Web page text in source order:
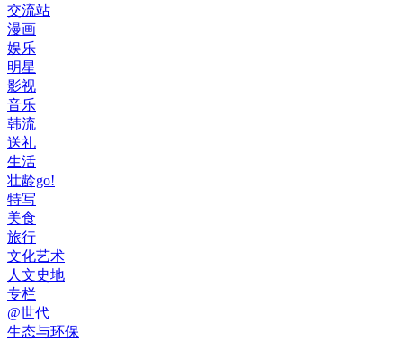
交流站
漫画
娱乐
明星
影视
音乐
韩流
送礼
生活
壮龄go!
特写
美食
旅行
文化艺术
人文史地
专栏
@世代
生态与环保